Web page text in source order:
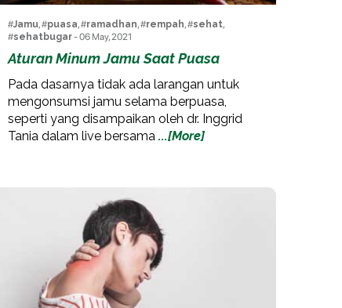
#Jamu, #puasa, #ramadhan, #rempah, #sehat,
#sehatbugar- 06 May, 2021
Aturan Minum Jamu Saat Puasa
Pada dasarnya tidak ada larangan untuk
mengonsumsi jamu selama berpuasa,
seperti yang disampaikan oleh dr. Inggrid
Tania dalam live bersama...[More]